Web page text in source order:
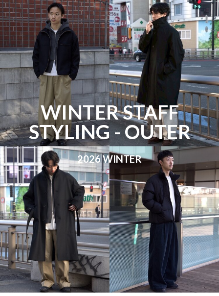
WINTER STAFF
STYLING - OUTER
2026 WINTER